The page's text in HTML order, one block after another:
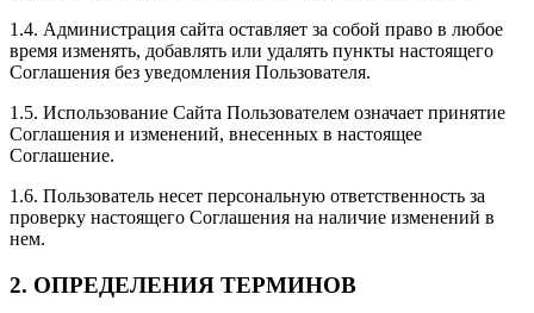
1.4. Администрация сайта оставляет за собой право в любое
время изменять, добавлять или удалять пункты настоящего
Соглашения без уведомления Пользователя.
1.5. Использование Сайта Пользователем означает принятие
Соглашения и изменений, внесенных в настоящее
Соглашение.
1.6. Пользователь несет персональную ответственность за
проверку настоящего Соглашения на наличие изменений в
нем.
2. ОПРЕДЕЛЕНИЯ ТЕРМИНОВ